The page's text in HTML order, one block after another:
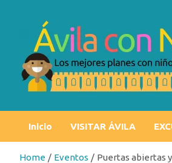
Inicio VISITAR ÁVILA
Home Eventos Puertas abiertas